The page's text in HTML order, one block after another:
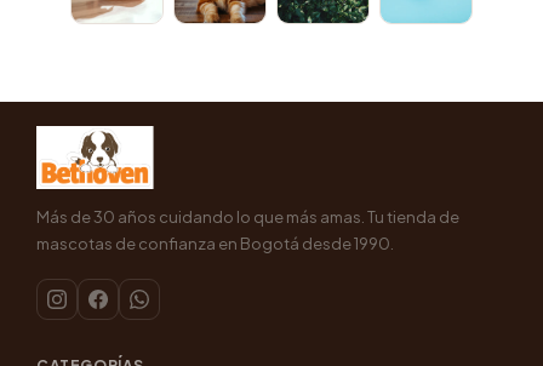
Más de 30 años cuidando lo que más amas. Tu tienda de
mascotas de confianza en Bogotá desde 1990.